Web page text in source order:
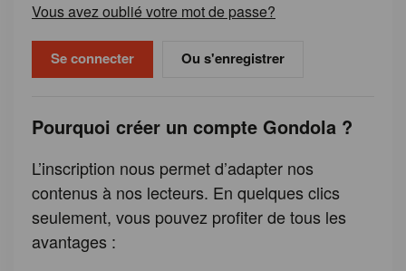
Vous avez oublié votre mot de passe?
Ou s'enregistrer
Pourquoi créer un compte Gondola ?
L’inscription nous permet d’adapter nos
contenus à nos lecteurs. En quelques clics
seulement, vous pouvez profiter de tous les
avantages :